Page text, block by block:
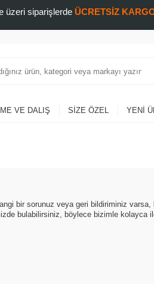
üzeri siparişlerde ÜCRETSİZ
VE DALIŞ SIZE ÖZEL YENI
bir sorunuz veya geri bildiriminiz
bulabilirsiniz, böylece bizimle kolayca